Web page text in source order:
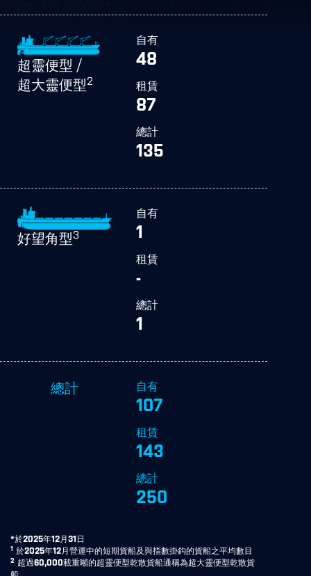
超靈便型 /
超大靈便型 2
自有
48
租賃
87
總計
135
好望角型 3
自有
1
租賃
-
總計
1
總計 自有
107
租賃
143
總計
250
*於2025年12月31日
1 於2025年12月營運中的短期貨船及與指數掛鈎的貨船之平均數目
2
超過60,000載重噸的超靈便型乾散貨船通稱為超大靈便型乾散貨